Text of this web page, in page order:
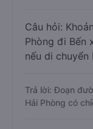
Câu hỏi:
Phòng đi Bến
nếu di chuyển
Trả lời: Đoạn
Hải Phòng có